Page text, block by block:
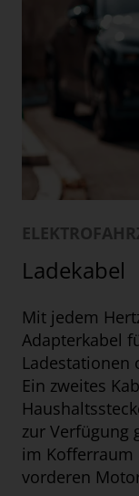
Ladekabel
Mit jedem
Adapterkabel
Ladestationen
Ein zweites
zur Verfügung
im Kofferraum
vorderen